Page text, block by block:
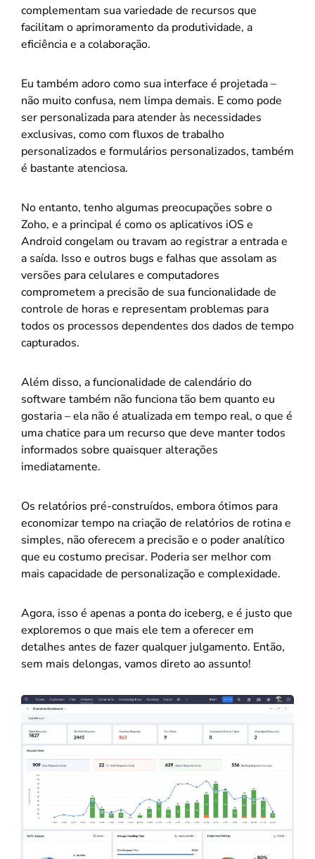
complementam sua variedade de recursos que
facilitam o aprimoramento da produtividade, a
eficiência e a colaboração.
Eu também adoro como sua interface é projetada –
não muito confusa, nem limpa demais. E como pode
ser personalizada para atender às necessidades
exclusivas, como com fluxos de trabalho
personalizados e formulários personalizados, também
é bastante atenciosa.
No entanto, tenho algumas preocupações sobre o
Zoho, e a principal é como os aplicativos iOS e
Android congelam ou travam ao registrar a entrada e
a saída. Isso e outros bugs e falhas que assolam as
versões para celulares e computadores
comprometem a precisão de sua funcionalidade de
controle de horas e representam problemas para
todos os processos dependentes dos dados de tempo
capturados.
Além disso, a funcionalidade de calendário do
software também não funciona tão bem quanto eu
gostaria – ela não é atualizada em tempo real, o que é
uma chatice para um recurso que deve manter todos
informados sobre quaisquer alterações
imediatamente.
Os relatórios pré-construídos, embora ótimos para
economizar tempo na criação de relatórios de rotina e
simples, não oferecem a precisão e o poder analítico
que eu costumo precisar. Poderia ser melhor com
mais capacidade de personalização e complexidade.
Agora, isso é apenas a ponta do iceberg, e é justo que
exploremos o que mais ele tem a oferecer em
detalhes antes de fazer qualquer julgamento. Então,
sem mais delongas, vamos direto ao assunto!